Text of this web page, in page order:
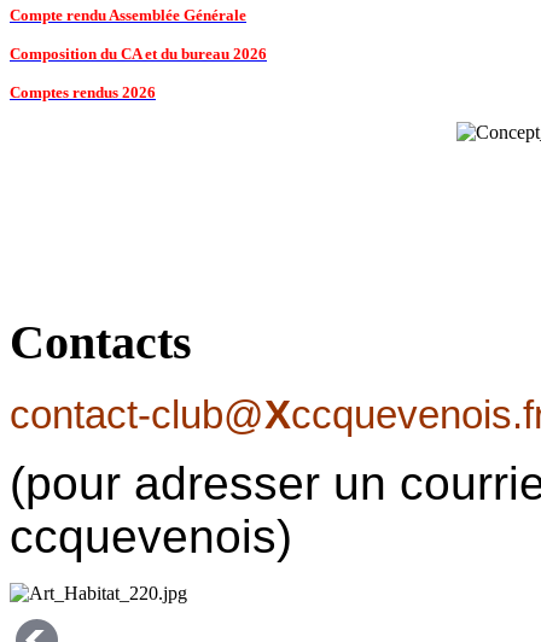
Compte rendu Assemblée Générale
Composition du CA et du bureau 2026
Comptes rendus 2026
Contacts
contact-club@X
(pour adresser un
ccquevenois)